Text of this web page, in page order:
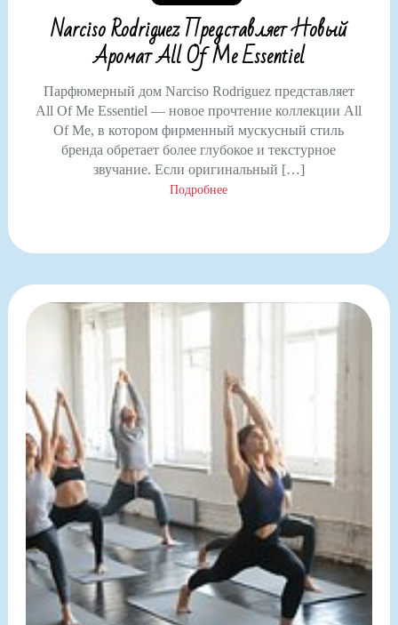
Narciso Rodriguez Представляет Новый
Аромат All Of Me Essentiel
Парфюмерный дом Narciso Rodriguez представляет
All Of Me Essentiel — новое прочтение коллекции All
Of Me, в котором фирменный мускусный стиль
бренда обретает более глубокое и текстурное
звучание. Если оригинальный […]
Подробнее